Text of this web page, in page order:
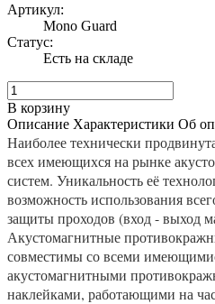
Артикул:
Mono Guard
Статус:
Есть на складе
В корзину
Описание Характеристики Об
Наиболее технически
всех имеющихся на рынке
систем. Уникальность её
возможность использования
защиты проходов (вход - выход
Акустомагнитные
совместимы со всеми
акустомагнитными
наклейками, работающими на